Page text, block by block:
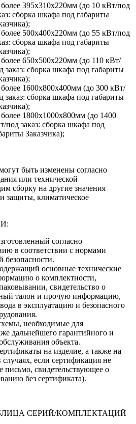
395х310х220мм (до 10 кВт/под
сборка шкафа под габариты
500х400х220мм (до 55 кВт/под
сборка шкафа под габариты
650х500х220мм (до 110 кВт/
заказ: сборка шкафа под габариты
1600х800х400мм (до 300 кВт/
заказ: сборка шкафа под габариты
1800х1000х800мм (до 1400
под заказ: сборка шкафа под
Заказчика);
быть изменены согласно
или технической
сборку на другие значения
защиты, климатическое
согласно
в соответствии с нормами
безопасности.
основные технические
о комплектности,
свидетельство о
талон и прочую информацию,
в эксплуатацию и безопасного
необходимые для
дальнейшего гарантийного и
объекта.
на изделие, а также на
если сертификация не
письмо, свидетельствующее о
без сертификата).
СЕРИЙ/КОМПЛЕКТАЦИЙ